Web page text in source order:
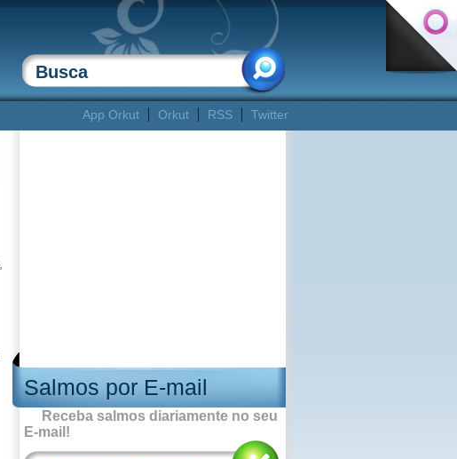
App Orkut Orkut RSS Twitter
Salmos por E-mail
Receba salmos diariamente no seu
E-mail!